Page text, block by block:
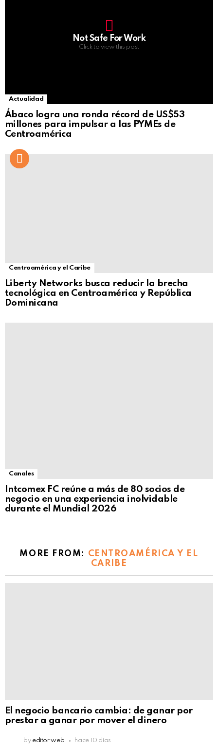
Not Safe For Work
Click to view this post
Actualidad
Ábaco logra una ronda récord de US$53
millones para impulsar a las PYMEs de
Centroamérica
Centroamérica y el Caribe
Liberty Networks busca reducir la brecha
tecnológica en Centroamérica y República
Dominicana
Canales
Intcomex FC reúne a más de 80 socios de
negocio en una experiencia inolvidable
durante el Mundial 2026
MORE FROM: CENTROAMÉRICA Y EL
CARIBE
El negocio bancario cambia: de ganar por
prestar a ganar por mover el dinero
by editor web hace 10 días